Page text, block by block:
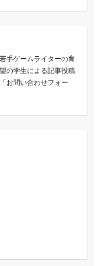
手ゲームライターの育
の学生による記事投稿
お問い合わせフォー